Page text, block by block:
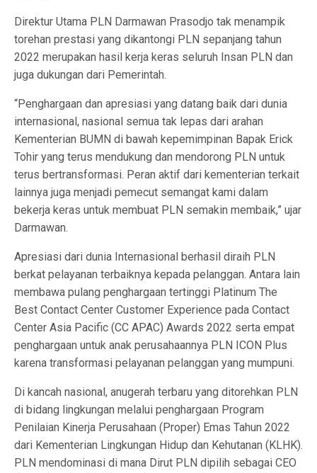
Direktur Utama PLN Darmawan Prasodjo tak menampik
torehan prestasi yang dikantongi PLN sepanjang tahun
2022 merupakan hasil kerja keras seluruh Insan PLN dan
juga dukungan dari Pemerintah.
“Penghargaan dan apresiasi yang datang baik dari dunia
internasional, nasional semua tak lepas dari arahan
Kementerian BUMN di bawah kepemimpinan Bapak Erick
Tohir yang terus mendukung dan mendorong PLN untuk
terus bertransformasi. Peran aktif dari kementerian terkait
lainnya juga menjadi pemecut semangat kami dalam
bekerja keras untuk membuat PLN semakin membaik,” ujar
Darmawan.
Apresiasi dari dunia Internasional berhasil diraih PLN
berkat pelayanan terbaiknya kepada pelanggan. Antara lain
membawa pulang penghargaan tertinggi Platinum The
Best Contact Center Customer Experience pada Contact
Center Asia Pacific (CC APAC) Awards 2022 serta empat
penghargaan untuk anak perusahaannya PLN ICON Plus
karena transformasi pelayanan pelanggan yang mumpuni.
Di kancah nasional, anugerah terbaru yang ditorehkan PLN
di bidang lingkungan melalui penghargaan Program
Penilaian Kinerja Perusahaan (Proper) Emas Tahun 2022
dari Kementerian Lingkungan Hidup dan Kehutanan (KLHK).
PLN mendominasi di mana Dirut PLN dipilih sebagai CEO